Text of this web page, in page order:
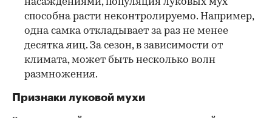
насаждениями, популяция луковых мух
способна расти неконтролируемо. Например,
одна самка откладывает за раз не менее
десятка яиц. За сезон, в зависимости от
климата, может быть несколько волн
размножения.
Признаки луковой мухи